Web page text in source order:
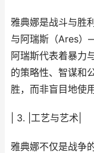
雅典娜是战斗与胜
与阿瑞斯（Ares
阿瑞斯代表着暴力
的策略性、智谋和
胜，而非盲目地使
| 3. |工艺与艺术|
雅典娜不仅是战争